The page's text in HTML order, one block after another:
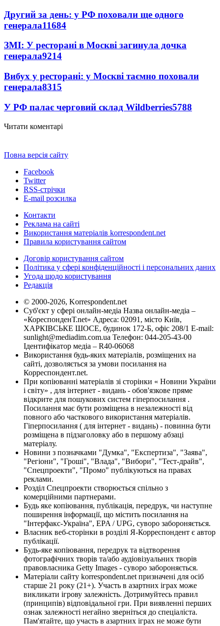
Другий за день: у РФ поховали ще одного
генерала11684
ЗМІ: У ресторані в Москві загинула дочка
генерала9214
Вибух у ресторані: у Москві таємно поховали
генерала8315
У РФ палає черговий склад Wildberries5788
Читати коментарі
Повна версія сайту
Facebook
Twitter
RSS-стрічки
E-mail розсилка
Контакти
Реклама на сайті
Використання матеріалів korrespondent.net
Правила користування сайтом
Договір користування сайтом
Політика у сфері конфіденційності і персональних даних
Угода щодо користування
Редакція
© 2000-2026, Korrespondent.net
Суб'єкт у сфері онлайн-медіа Назва онлайн-медіа –
«КореспонденТ.net» Адреса: 02091, місто Київ,
ХАРКІВСЬКЕ ШОСЕ, будинок 172-Б, офіс 208/1 E-mail:
sunlight@mediadim.com.ua Телефон: 044-205-43-00
Ідентифікатор медіа – R40-06068
Використання будь-яких матеріалів, розміщених на
сайті, дозволяється за умови посилання на
Корреспондент.net.
При копіюванні матеріалів зі сторінки « Новини України
і світу» , для інтернет - видань - обов'язкове пряме
відкрите для пошукових систем гіперпосилання .
Посилання має бути розміщена в незалежності від
повного або часткового використання матеріалів.
Гіперпосилання ( для інтернет - видань) - повинна бути
розміщена в підзаголовку або в першому абзаці
матеріалу.
Новини з позначками "Думка", "Експертиза", "Заява",
"Регіони", "Гроші", "Влада", "Вибори", "Тест-драйв",
"Спецпроекти", "Промо" публікуються на правах
реклами.
Розділ Спецпроекти створюється спільно з
комерційними партнерами.
Будь яке копіювання, публікація, передрук, чи наступне
поширення інформації, що містить посилання на
"Інтерфакс-Україна", EPA / UPG, суворо забороняється.
Власник веб-сторінки в розділі Я-Корреспондент є автор
публікації.
Будь-яке копіювання, передрук та відтворення
фотографічних творів та/або аудіовізуальних творів
правовласника Getty Images - суворо забороняється.
Матеріали сайту korrespondent.net призначені для осіб
старше 21 року (21+). Участь в азартних іграх може
викликати ігрову залежність. Дотримуйтесь правил
(принципів) відповідальної гри. При виявленні перших
ознак залежності негайно зверніться до спеціаліста.
Пам'ятайте, що участь в азартних іграх не може бути